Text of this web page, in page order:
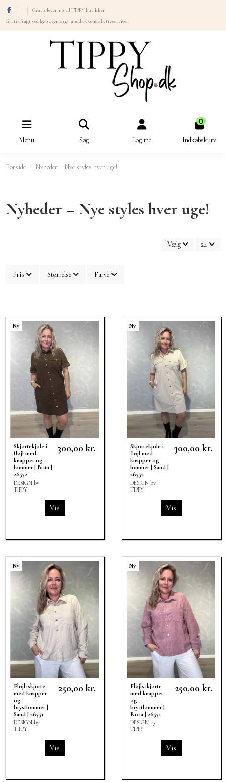
Gratis levering til TIPPY butikker
Gratis fragt ved køb over 499,- landdækkende bytteservice.
Menu Søg Log ind
0
Indkøbskurv
Forside Nyheder – Nye styles hver uge!
Nyheder – Nye styles hver uge!
Vælg 24
Pris Størrelse Farve
Ny
Skjortekjole i
fløjl med
knapper og
lommer | Brun |
26552
DESIGN by
TIPPY
300,00 kr.
Vis
Ny
Skjortekjole i
fløjl med
knapper og
lommer | Sand |
26552
DESIGN by
TIPPY
300,00 kr.
Vis
Ny
Fløjlsskjorte
med knapper
og
brystlommer |
Sand | 26551
DESIGN by
TIPPY
250,00 kr.
Vis
Ny
Fløjlsskjorte
med knapper
og
brystlommer |
Rosa | 26551
DESIGN by
TIPPY
250,00 kr.
Vis